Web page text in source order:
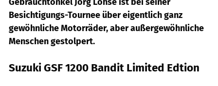
Besichtigungs-Tournee über eigentlich ganz
gewöhnliche Motorräder, aber außergewöhnliche
Menschen gestolpert.
Suzuki GSF 1200 Bandit Limited Edtion